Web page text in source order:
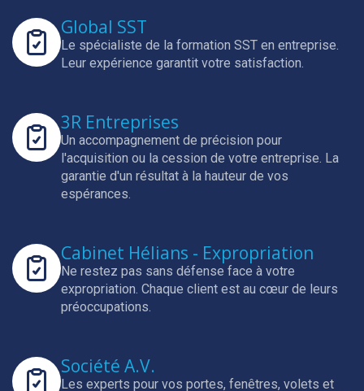
Global SST
Le spécialiste de la formation SST en entreprise.
Leur expérience garantit votre satisfaction.
3R Entreprises
Un accompagnement de précision pour
l'acquisition ou la cession de votre entreprise. La
garantie d'un résultat à la hauteur de vos
espérances.
Cabinet Hélians - Expropriation
Ne restez pas sans défense face à votre
expropriation. Chaque client est au cœur de leurs
préoccupations.
Société A.V.
Les experts pour vos portes, fenêtres, volets et